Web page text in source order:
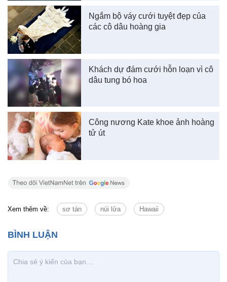
Ngắm bộ váy cưới tuyệt đẹp của
các cô dâu hoàng gia
Khách dự đám cưới hỗn loạn vì cô
dâu tung bó hoa
Công nương Kate khoe ảnh hoàng
tử út
Xem thêm về: sơ tán núi lửa Hawaii